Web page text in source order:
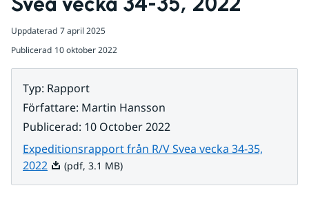
Uppdaterad 7 april 2025
Publicerad 10 oktober 2022
Typ: Rapport
Författare: Martin Hansson
Publicerad: 10 October 2022
Expeditionsrapport från R/V Svea vecka 34-35,
2022 Pdf, 3.1 MB.
(pdf, 3.1 MB)